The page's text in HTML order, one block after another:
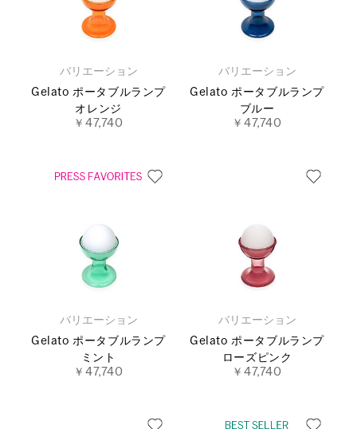
バリエーション
Gelato ポータブルランプ
オレンジ
￥47,740
バリエーション
Gelato ポータブルランプ
ブルー
￥47,740
バリエーション
Gelato ポータブルランプ
ミント
￥47,740
バリエーション
Gelato ポータブルランプ
ローズピンク
￥47,740